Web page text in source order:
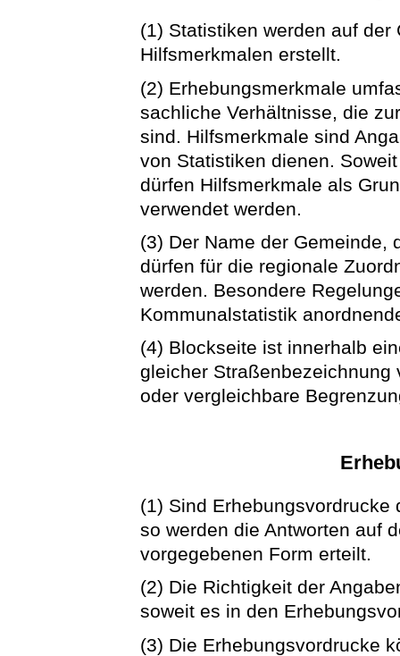
(1) Statistiken werden auf
Hilfsmerkmalen erstellt.
(2) Erhebungsmerkmale
sachliche Verhältnisse, die
sind. Hilfsmerkmale sind
von Statistiken dienen.
dürfen Hilfsmerkmale als
verwendet werden.
(3) Der Name der Gemeinde,
dürfen für die regionale
werden. Besondere
Kommunalstatistik
(4) Blockseite ist innerhalb
gleicher
oder vergleichbare
(1) Sind
so werden die Antworten auf
vorgegebenen Form erteilt.
(2) Die Richtigkeit der
soweit es in den
(3) Die Erhebungsvordrucke